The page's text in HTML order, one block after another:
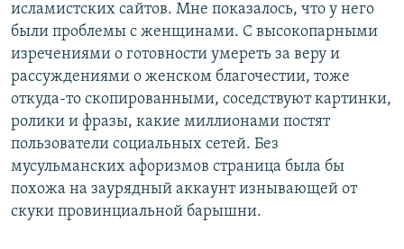
исламистских сайтов. Мне показалось, что у него
были проблемы с женщинами. С высокопарными
изречениями о готовности умереть за веру и
рассуждениями о женском благочестии, тоже
откуда-то скопированными, соседствуют картинки,
ролики и фразы, какие миллионами постят
пользователи социальных сетей. Без
мусульманских афоризмов страница была бы
похожа на заурядный аккаунт изнывающей от
скуки провинциальной барышни.